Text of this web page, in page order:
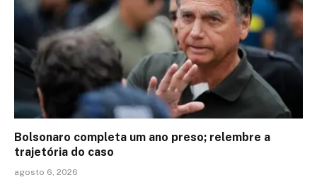
Bolsonaro completa um ano preso; relembre a
trajetória do caso
agosto 6, 2026